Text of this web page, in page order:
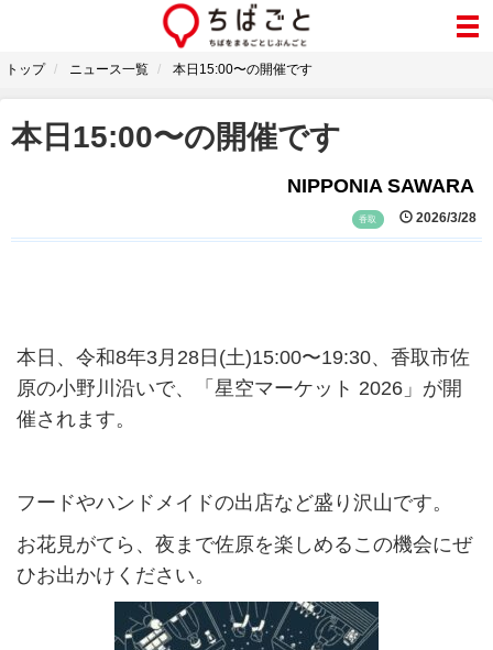
トップ ニュース一覧 本日15:00〜の開催です
本日15:00〜の開催です
NIPPONIA SAWARA
香取 2026/3/28
本日、令和8年3月28日(土)15:00〜19:30、香取市佐
原の小野川沿いで、「星空マーケット 2026」が開
催されます。
フードやハンドメイドの出店など盛り沢山です。
お花見がてら、夜まで佐原を楽しめるこの機会にぜ
ひお出かけください。